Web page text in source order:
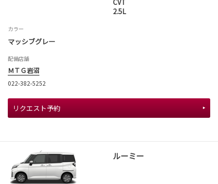
2.5L
カラー
マッシブグレー
配備店舗
ＭＴＧ岩沼
022-382-5252
リクエスト予約
ルーミー